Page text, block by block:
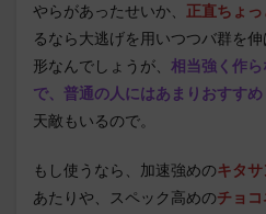
やらがあったせいか、 正直ちょ
るなら大逃げを用いつつバ群を
形なんでしょうが、 相当強く作
で、普通の人にはあまりおすす
天敵もいるので。
もし使うなら、加速強めのキタ
あたりや、スペック高めのチョコ